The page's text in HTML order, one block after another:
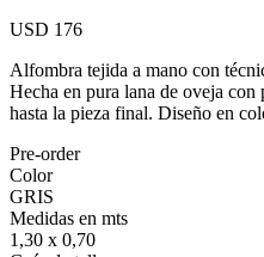
USD 176
Alfombra tejida a mano con
Hecha en pura lana de oveja con
hasta la pieza final. Diseño en
Pre-order
Color
GRIS
Medidas en mts
1,30 x 0,70